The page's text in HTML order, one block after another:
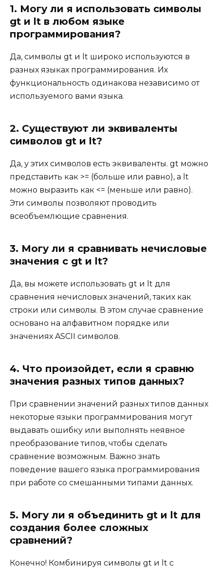
1. Могу ли я использовать символы
gt и lt в любом языке
программирования?
Да, символы gt и lt широко используются в
разных языках программирования. Их
функциональность одинакова независимо от
используемого вами языка.
2. Существуют ли эквиваленты
символов gt и lt?
Да, у этих символов есть эквиваленты. gt можно
представить как >= (больше или равно), а lt
можно выразить как <= (меньше или равно).
Эти символы позволяют проводить
всеобъемлющие сравнения.
3. Могу ли я сравнивать нечисловые
значения с gt и lt?
Да, вы можете использовать gt и lt для
сравнения нечисловых значений, таких как
строки или символы. В этом случае сравнение
основано на алфавитном порядке или
значениях ASCII символов.
4. Что произойдет, если я сравню
значения разных типов данных?
При сравнении значений разных типов данных
некоторые языки программирования могут
выдавать ошибку или выполнять неявное
преобразование типов, чтобы сделать
сравнение возможным. Важно знать
поведение вашего языка программирования
при работе со смешанными типами данных.
5. Могу ли я объединить gt и lt для
создания более сложных
сравнений?
Конечно! Комбинируя символы gt и lt с